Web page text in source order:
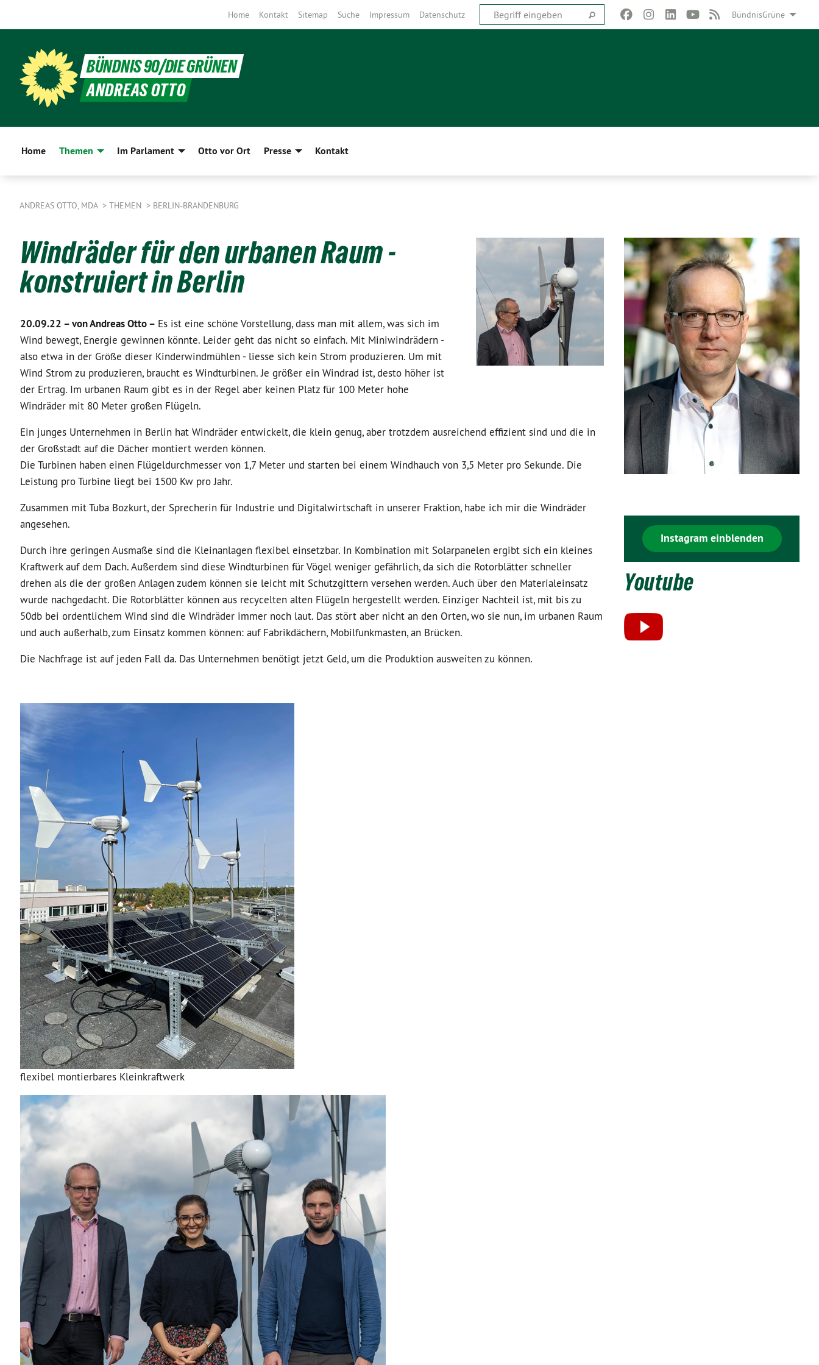
BündnisGrüne
Home Kontakt Sitemap Suche Impressum Datenschutz
BÜNDNIS 90/DIE GRÜNEN
ANDREAS OTTO
Home Themen Im Parlament Otto vor Ort Presse Kontakt
ANDREAS OTTO, MDA THEMEN BERLIN-BRANDENBURG
Windräder für den urbanen Raum -
konstruiert in Berlin
20.09.22 –von Andreas Otto – Es ist eine schöne Vorstellung, dass man mit allem, was sich im
Wind bewegt, Energie gewinnen könnte. Leider geht das nicht so einfach. Mit Miniwindrädern -
also etwa in der Größe dieser Kinderwindmühlen - liesse sich kein Strom produzieren. Um mit
Wind Strom zu produzieren, braucht es Windturbinen. Je größer ein Windrad ist, desto höher ist
der Ertrag. Im urbanen Raum gibt es in der Regel aber keinen Platz für 100 Meter hohe
Windräder mit 80 Meter großen Flügeln.
Ein junges Unternehmen in Berlin hat Windräder entwickelt, die klein genug, aber trotzdem ausreichend effizient sind und die in
der Großstadt auf die Dächer montiert werden können.
Die Turbinen haben einen Flügeldurchmesser von 1,7 Meter und starten bei einem Windhauch von 3,5 Meter pro Sekunde. Die
Leistung pro Turbine liegt bei 1500 Kw pro Jahr.
Zusammen mit Tuba Bozkurt, der Sprecherin für Industrie und Digitalwirtschaft in unserer Fraktion, habe ich mir die Windräder
angesehen.
Durch ihre geringen Ausmaße sind die Kleinanlagen flexibel einsetzbar. In Kombination mit Solarpanelen ergibt sich ein kleines
Kraftwerk auf dem Dach. Außerdem sind diese Windturbinen für Vögel weniger gefährlich, da sich die Rotorblätter schneller
drehen als die der großen Anlagen zudem können sie leicht mit Schutzgittern versehen werden. Auch über den Materialeinsatz
wurde nachgedacht. Die Rotorblätter können aus recycelten alten Flügeln hergestellt werden. Einziger Nachteil ist, mit bis zu
50db bei ordentlichem Wind sind die Windräder immer noch laut. Das stört aber nicht an den Orten, wo sie nun, im urbanen Raum
und auch außerhalb, zum Einsatz kommen können: auf Fabrikdächern, Mobilfunkmasten, an Brücken.
Die Nachfrage ist auf jeden Fall da. Das Unternehmen benötigt jetzt Geld, um die Produktion ausweiten zu können.
flexibel montierbares Kleinkraftwerk
Instagram einblenden
Youtube